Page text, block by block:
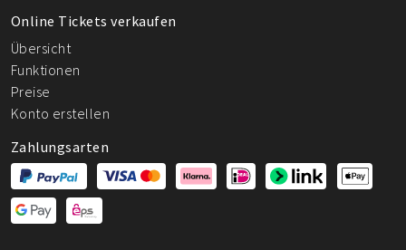
Online Tickets verkaufen
Übersicht
Funktionen
Preise
Konto erstellen
Zahlungsarten